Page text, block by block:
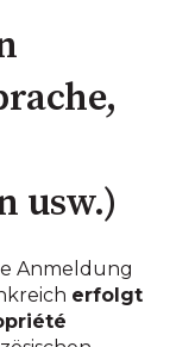
usw.)
Anmeldung
erfolgt